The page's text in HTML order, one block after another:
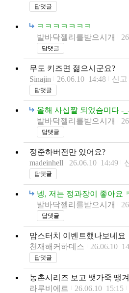
답댓글
ㅋㅋㅋㅋㅋㅋㅋ
발바닥젤리를받으시개
답댓글
무도 키즈면 젊으시군요?
Sinajin
26.06.10 14:48 신고
답댓글
올해 사십짤 되었슴미다 -
발바닥젤리를받으시개
답댓글
정준하버전만 있어요?
madeinhell
26.06.10 14:49
답댓글
넹, 저는 정과장이 좋아요
발바닥젤리를받으시개
답댓글
맘스터치 이벤트했나보네요
천재해커하데스
26.06.10
답댓글
농촌시리즈 보고 뱃가죽 땡
라루비에르
26.06.10 15:15